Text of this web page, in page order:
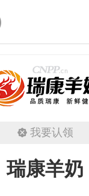
我要认领
瑞康羊奶